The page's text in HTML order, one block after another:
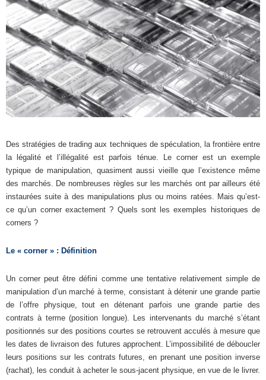
Des stratégies de trading aux techniques de spéculation, la frontière entre
la légalité et l’illégalité est parfois ténue. Le corner est un exemple
typique de manipulation, quasiment aussi vieille que l’existence même
des marchés. De nombreuses règles sur les marchés ont par ailleurs été
instaurées suite à des manipulations plus ou moins ratées. Mais qu’est-
ce qu’un corner exactement ? Quels sont les exemples historiques de
corners ?
Le « corner » : Définition
Un corner peut être défini comme une tentative relativement simple de
manipulation d’un marché à terme, consistant à détenir une grande partie
de l’offre physique, tout en détenant parfois une grande partie des
contrats à terme (position longue). Les intervenants du marché s’étant
positionnés sur des positions courtes se retrouvent acculés à mesure que
les dates de livraison des futures approchent. L’impossibilité de déboucler
leurs positions sur les contrats futures, en prenant une position inverse
(rachat), les conduit à acheter le sous-jacent physique, en vue de le livrer.